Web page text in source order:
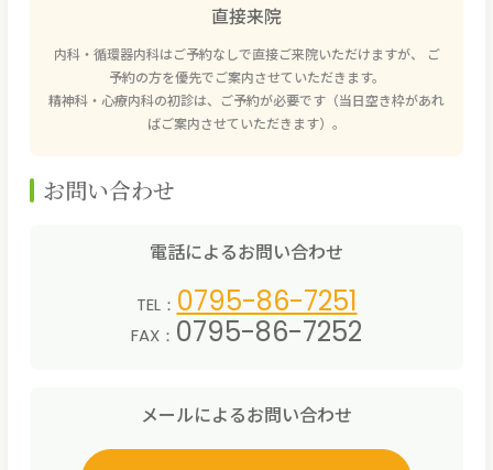
直接来院
内科・循環器内科はご予約なしで直接ご来院いただけますが、 ご
予約の方を優先でご案内させていただきます。
精神科・心療内科の初診は、ご予約が必要です（当日空き枠があれ
ばご案内させていただきます）。
お問い合わせ
電話によるお問い合わせ
TEL： 0795-86-7251
FAX： 0795-86-7252
メールによるお問い合わせ